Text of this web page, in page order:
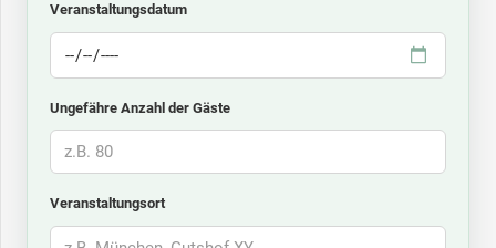
Veranstaltungsdatum
Ungefähre Anzahl der Gäste
Veranstaltungsort